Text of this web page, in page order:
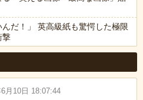
だ！」 英高級紙も驚愕した極限
撃
月10日 18:07:44